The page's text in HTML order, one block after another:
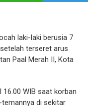
laki-laki berusia 7
terseret arus
Paal Merah II, Kota
WIB saat korban
di sekitar